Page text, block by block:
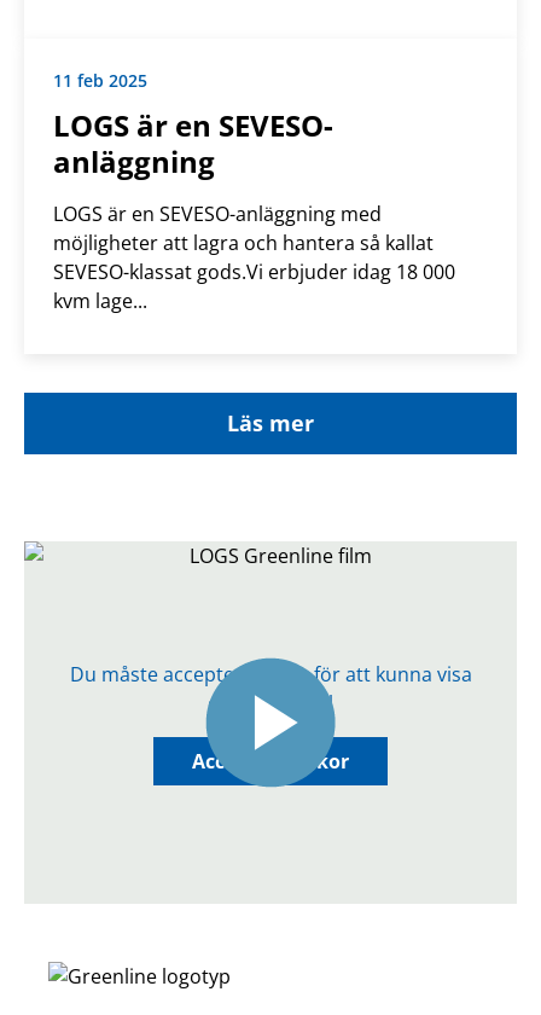
11 feb 2025
LOGS är en SEVESO-
anläggning
LOGS är en SEVESO-anläggning med
möjligheter att lagra och hantera så kallat
SEVESO-klassat gods.Vi erbjuder idag 18 000
kvm lage...
Läs mer
Du måste acceptera kakor för att kunna visa
detta innehåll
Acceptera kakor